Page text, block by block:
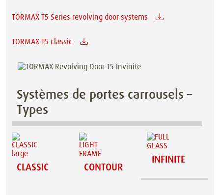
TORMAX T5 Series revolving door systems
TORMAX T5 classic
Systèmes de portes carrousels –
Types
CLASSIC CONTOUR
INFINITE